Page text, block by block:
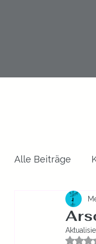
Alle Beiträge
Gesundheit